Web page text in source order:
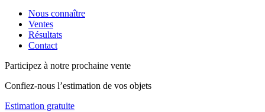
Nous connaître
Ventes
Résultats
Contact
Participez à notre prochaine vente
Confiez-nous l’estimation de vos objets
Estimation gratuite